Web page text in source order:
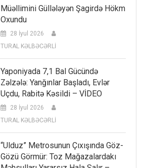
Müəllimini Güllələyən Şagirdə Hökm
Oxundu
28 İyul 2026
TURAL KƏLBƏCƏRLİ
Yaponiyada 7,1 Bal Gücündə
Zəlzələ: Yanğınlar Başladı, Evlər
Uçdu, Rabitə Kəsildi – VİDEO
28 İyul 2026
TURAL KƏLBƏCƏRLİ
“Ulduz” Metrosunun Çıxışında Göz-
Gözü Görmür: Toz Mağazalardakı